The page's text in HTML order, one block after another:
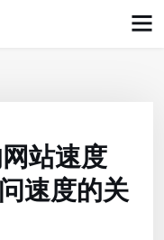
站速度
速度的关